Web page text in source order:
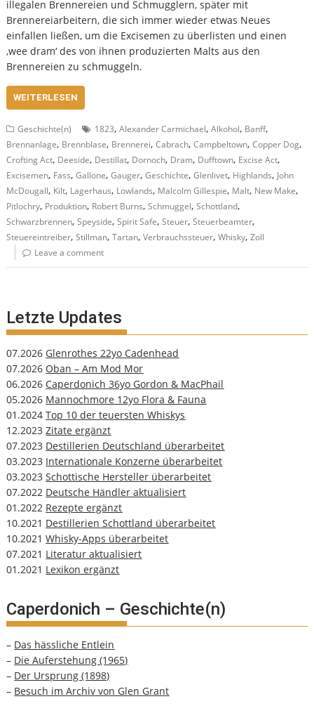
illegalen Brennereien und Schmugglern, später mit
Brennereiarbeitern, die sich immer wieder etwas Neues
einfallen ließen, um die Excisemen zu überlisten und einen
‚wee dram‘ des von ihnen produzierten Malts aus den
Brennereien zu schmuggeln.
WEITERLESEN
Geschichte(n) 1823,Alexander Carmichael,Alkohol, Banff,
Brennanlage, Brennblase, Brennerei,Cabrach,Campbeltown,Copper Dog,
Crofting Act, Deeside, Destillat, Dornoch, Dram, Dufftown, Excise Act,
Excisemen, Fass,Gallone,Gauger,Geschichte,Glenlivet, Highlands, John
McDougall, Kilt, Lagerhaus, Lowlands, Malcolm Gillespie, Malt, New Make,
Pitlochry, Produktion, Robert Burns,Schmuggel,Schottland,
Schwarzbrennen,Speyside,Spirit Safe,Steuer,Steuerbeamter,
Steuereintreiber,Stillman,Tartan,Verbrauchssteuer,Whisky,Zoll
Leave a comment
Letzte Updates
07.2026 Glenrothes 22yo Cadenhead
07.2026 Oban – Am Mod Mor
06.2026 Caperdonich 36yo Gordon & MacPhail
05.2026 Mannochmore 12yo Flora & Fauna
01.2024Top 10 der teuersten Whiskys
12.2023Zitate ergänzt
07.2023 Destillerien Deutschland überarbeitet
03.2023 Internationale Konzerne überarbeitet
03.2023Schottische Hersteller überarbeitet
07.2022 Deutsche Händler aktualisiert
01.2022 Rezepte ergänzt
10.2021 Destillerien Schottland überarbeitet
10.2021Whisky-Apps überarbeitet
07.2021 Literatur aktualisiert
01.2021 Lexikon ergänzt
Caperdonich – Geschichte(n)
– Das hässliche Entlein
– Die Auferstehung (1965)
– Der Ursprung (1898)
– Besuch im Archiv von Glen Grant